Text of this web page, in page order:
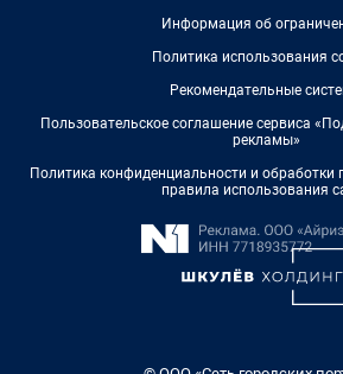
Информация об
Политика использования
Рекомендательные
Пользовательское соглашение сервиса
рекламы»
Политика конфиденциальности и обработки
правила использования